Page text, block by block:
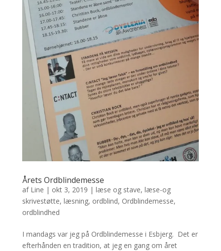
Årets Ordblindemesse
af Line | okt 3, 2019 | læse og stave, læse-og
skrivestøtte, læsning, ordblind, Ordblindemesse,
ordblindhed
I mandags var jeg på Ordblindemesse i Esbjerg. Det er
efterhånden en tradition, at jeg en gang om året